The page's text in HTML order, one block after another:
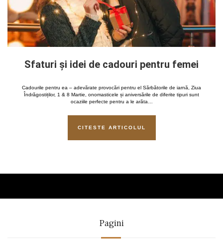
Sfaturi și idei de cadouri pentru femei
Cadourile pentru ea – adevărate provocări pentru el Sărbătorile de iarnă, Ziua
Îndrăgostiților, 1 & 8 Martie, onomasticele și aniversările de diferite tipuri sunt
ocaziile perfecte pentru a le arăta…
CITESTE ARTICOLUL
Pagini